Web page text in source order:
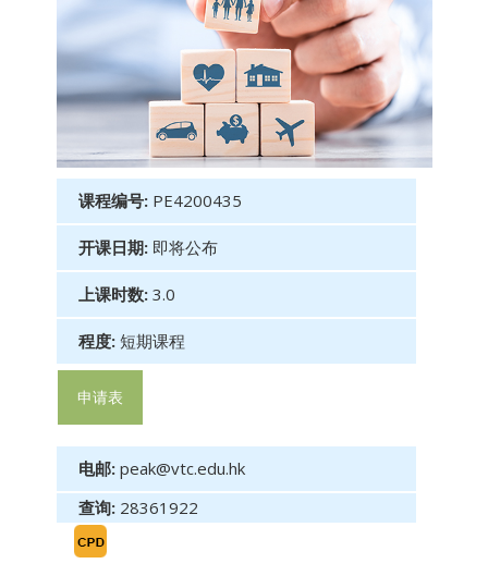
课程编号: PE4200435
开课日期: 即将公布
上课时数: 3.0
程度: 短期课程
申请表
电邮: peak@vtc.edu.hk
查询: 28361922